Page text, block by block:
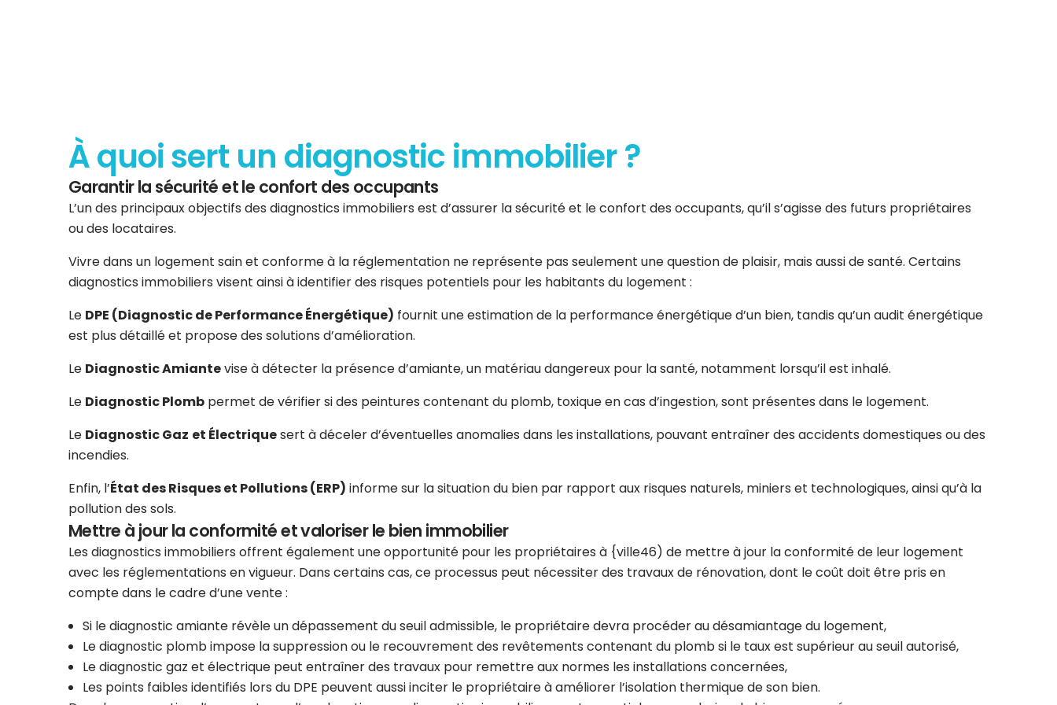
À quoi sert un diagnostic immobilier ?
Garantir la sécurité et le confort des occupants
L’un des principaux objectifs des diagnostics immobiliers est d’assurer la sécurité et le confort des occupants, qu’il s’agisse des futurs propriétaires
ou des locataires.
Vivre dans un logement sain et conforme à la réglementation ne représente pas seulement une question de plaisir, mais aussi de santé. Certains
diagnostics immobiliers visent ainsi à identifier des risques potentiels pour les habitants du logement :
Le DPE (Diagnostic de Performance Énergétique) fournit une estimation de la performance énergétique d’un bien, tandis qu’un audit énergétique
est plus détaillé et propose des solutions d’amélioration.
Le Diagnostic Amiantevise à détecter la présence d’amiante, un matériau dangereux pour la santé, notamment lorsqu’il est inhalé.
Le Diagnostic Plomb permet de vérifier si des peintures contenant du plomb, toxique en cas d’ingestion, sont présentes dans le logement.
Le Diagnostic Gaz et Électriquesert à déceler d’éventuelles anomalies dans les installations, pouvant entraîner des accidents domestiques ou des
incendies.
Enfin, l’État des Risques et Pollutions (ERP) informe sur la situation du bien par rapport aux risques naturels, miniers et technologiques, ainsi qu’à la
pollution des sols.
Mettre à jour la conformité et valoriser le bien immobilier
Les diagnostics immobiliers offrent également une opportunité pour les propriétaires à {ville46) de mettre à jour la conformité de leur logement
avec les réglementations en vigueur. Dans certains cas, ce processus peut nécessiter des travaux de rénovation, dont le coût doit être pris en
compte dans le cadre d’une vente :
Si le diagnostic amiante révèle un dépassement du seuil admissible, le propriétaire devra procéder au désamiantage du logement,
Le diagnostic plomb impose la suppression ou le recouvrement des revêtements contenant du plomb si le taux est supérieur au seuil autorisé,
Le diagnostic gaz et électrique peut entraîner des travaux pour remettre aux normes les installations concernées,
Les points faibles identifiés lors du DPE peuvent aussi inciter le propriétaire à améliorer l’isolation thermique de son bien.